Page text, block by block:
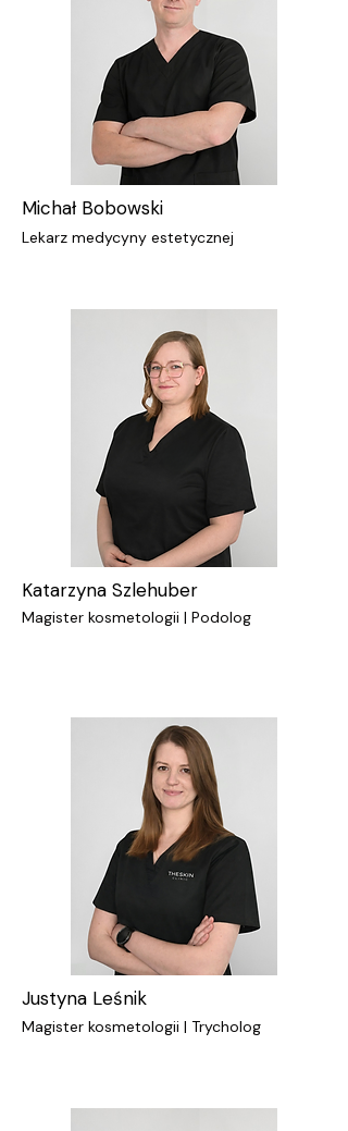
Michał Bobowski
Lekarz medycyny estetycznej
Katarzyna Szlehuber
Magister kosmetologii | Podolog
Justyna Leśnik
Magister kosmetologii | Trycholog